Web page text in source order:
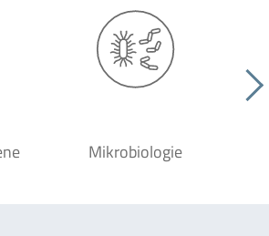
Mikrobiologie